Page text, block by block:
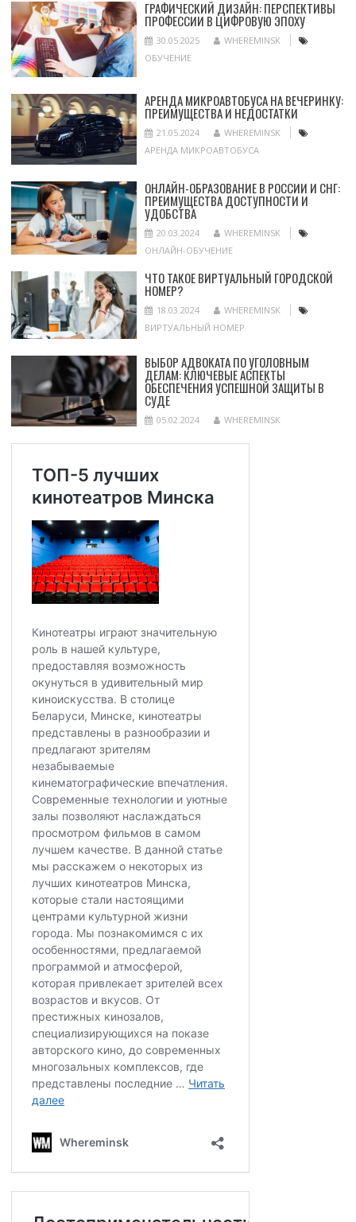
ГРАФИЧЕСКИЙ ДИЗАЙН: ПЕРСПЕКТИВЫ
ПРОФЕССИИ В ЦИФРОВУЮ ЭПОХУ
30.05.2025
WHEREMINSK
ОБУЧЕНИЕ
АРЕНДА МИКРОАВТОБУСА НА ВЕЧЕРИНКУ:
ПРЕИМУЩЕСТВА И НЕДОСТАТКИ
21.05.2024
WHEREMINSK
АРЕНДА МИКРОАВТОБУСА
ОНЛАЙН-ОБРАЗОВАНИЕ В РОССИИ И СНГ:
ПРЕИМУЩЕСТВА ДОСТУПНОСТИ И
УДОБСТВА
20.03.2024
WHEREMINSK
ОНЛАЙН-ОБУЧЕНИЕ
ЧТО ТАКОЕ ВИРТУАЛЬНЫЙ ГОРОДСКОЙ
НОМЕР?
18.03.2024
WHEREMINSK
ВИРТУАЛЬНЫЙ НОМЕР
ВЫБОР АДВОКАТА ПО УГОЛОВНЫМ
ДЕЛАМ: КЛЮЧЕВЫЕ АСПЕКТЫ
ОБЕСПЕЧЕНИЯ УСПЕШНОЙ ЗАЩИТЫ В
СУДЕ
05.02.2024 WHEREMINSK